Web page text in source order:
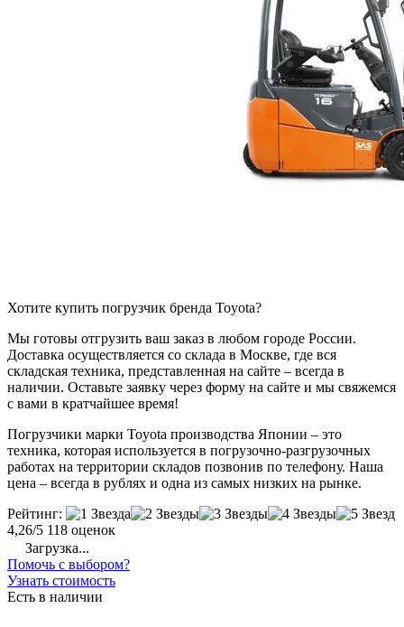
Хотите купить погрузчик бренда Toyota?
Мы готовы отгрузить ваш заказ в любом городе России.
Доставка осуществляется со склада в Москве, где вся
складская техника, представленная на сайте – всегда в
наличии. Оставьте заявку через форму на сайте и мы свяжемся
с вами в кратчайшее время!
Погрузчики марки Toyota производства Японии – это
техника, которая используется в погрузочно-разгрузочных
работах на территории складов позвонив по телефону. Наша
цена – всегда в рублях и одна из самых низких на рынке.
Рейтинг:
4,26/5 118 оценок
Загрузка...
Помочь с выбором?
Узнать стоимость
Есть в наличии